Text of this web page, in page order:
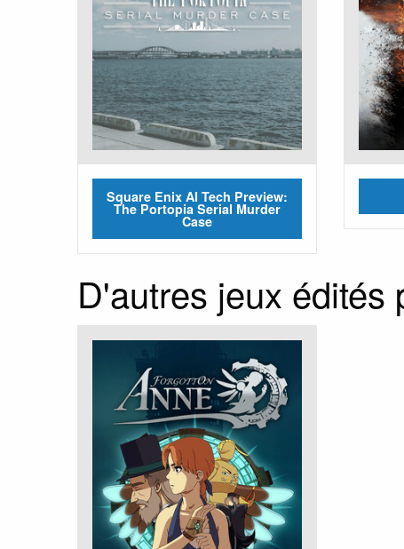
Square Enix AI Tech Preview:
The Portopia Serial Murder
Case
D'autres jeux édités